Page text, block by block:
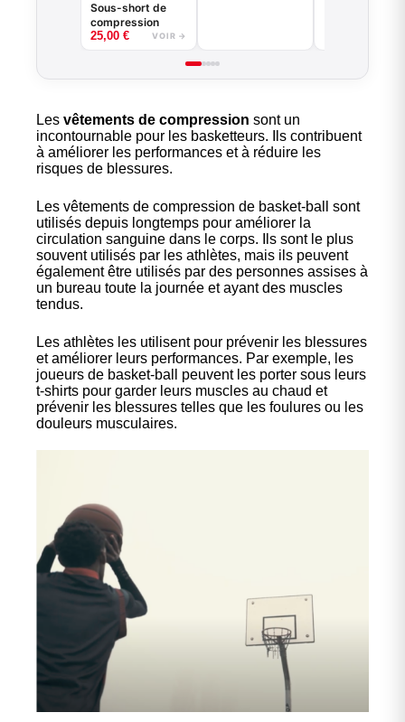
Sous-short de
compression
25,00 € VOIR →
Les vêtements de compression sont un
incontournable pour les basketteurs. Ils contribuent
à améliorer les performances et à réduire les
risques de blessures.
Les vêtements de compression de basket-ball sont
utilisés depuis longtemps pour améliorer la
circulation sanguine dans le corps. Ils sont le plus
souvent utilisés par les athlètes, mais ils peuvent
également être utilisés par des personnes assises à
un bureau toute la journée et ayant des muscles
tendus.
Les athlètes les utilisent pour prévenir les blessures
et améliorer leurs performances. Par exemple, les
joueurs de basket-ball peuvent les porter sous leurs
t-shirts pour garder leurs muscles au chaud et
prévenir les blessures telles que les foulures ou les
douleurs musculaires.